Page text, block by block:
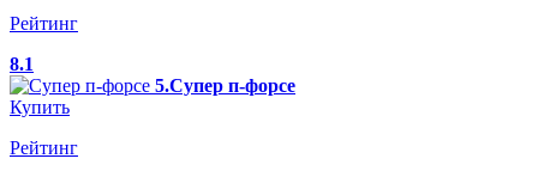
Рейтинг
8.1
5.Супер п-форсе
Купить
Рейтинг